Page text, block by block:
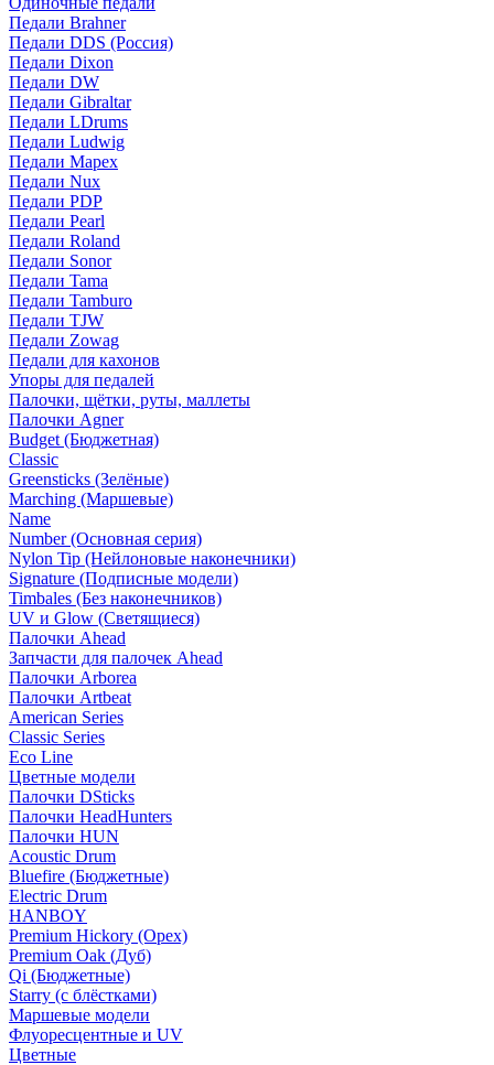
Педали Brahner
Педали DDS (Россия)
Педали Dixon
Педали DW
Педали Gibraltar
Педали LDrums
Педали Ludwig
Педали Mapex
Педали Nux
Педали PDP
Педали Pearl
Педали Roland
Педали Sonor
Педали Tama
Педали Tamburo
Педали TJW
Педали Zowag
Педали для кахонов
Упоры для педалей
Палочки, щётки, руты, маллеты
Палочки Agner
Budget (Бюджетная)
Classic
Greensticks (Зелёные)
Marching (Маршевые)
Name
Number (Основная серия)
Nylon Tip (Нейлоновые наконечники)
Signature (Подписные модели)
Timbales (Без наконечников)
UV и Glow (Светящиеся)
Палочки Ahead
Запчасти для палочек Ahead
Палочки Arborea
Палочки Artbeat
American Series
Classic Series
Eco Line
Цветные модели
Палочки DSticks
Палочки HeadHunters
Палочки HUN
Acoustic Drum
Bluefire (Бюджетные)
Electric Drum
HANBOY
Premium Hickory (Орех)
Premium Oak (Дуб)
Qi (Бюджетные)
Starry (с блёстками)
Маршевые модели
Флуоресцентные и UV
Цветные